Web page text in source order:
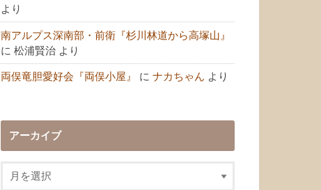
より
南アルプス深南部・前衛『杉川林道から高塚山』
に 松浦賢治 より
両俣竜胆愛好会『両俣小屋』 に ナカちゃん より
アーカイブ